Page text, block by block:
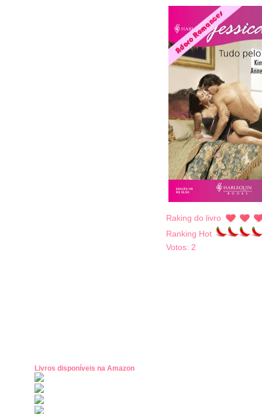
Livros disponíveis na Amazon
Raking do livro
Ranking Hot
Votos: 2